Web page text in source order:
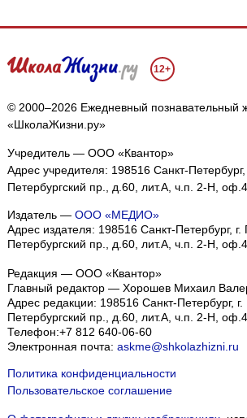
12+
© 2000–2026 Ежедневный познавательный
«ШколаЖизни.ру»
Учредитель — ООО «Квантор»
Адрес учредителя: 198516 Санкт-
Петербургский пр., д.60, лит.А, ч.п. 2-Н,
Издатель — ООО «МЕДИО»
Адрес издателя: 198516 Санкт-Петербург,
Петербургский пр., д.60, лит.А, ч.п. 2-Н,
Редакция — ООО «Квантор»
Главный редактор — Хорошев Михаил
Адрес редакции: 198516 Санкт-Петербург,
Петербургский пр., д.60, лит.А, ч.п. 2-Н,
Телефон:+7 812 640-06-60
Электронная почта: askme@shkolazhizni.ru
Политика конфиденциальности
Пользовательское соглашение